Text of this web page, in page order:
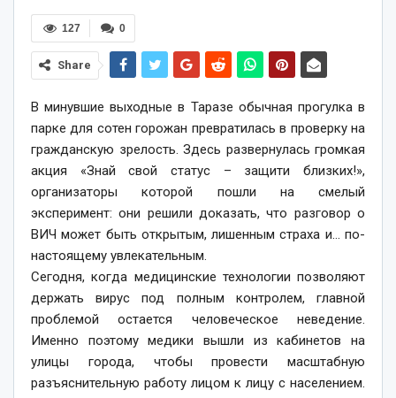
0
127
Share
В минувшие выходные в Таразе обычная прогулка в
парке для сотен горожан превратилась в проверку на
гражданскую зрелость. Здесь развернулась громкая
акция «Знай свой статус – защити близких!»,
организаторы которой пошли на смелый
эксперимент: они решили доказать, что разговор о
ВИЧ может быть открытым, лишенным страха и… по-
настоящему увлекательным.
Сегодня, когда медицинские технологии позволяют
держать вирус под полным контролем, главной
проблемой остается человеческое неведение.
Именно поэтому медики вышли из кабинетов на
улицы города, чтобы провести масштабную
разъяснительную работу лицом к лицу с населением.